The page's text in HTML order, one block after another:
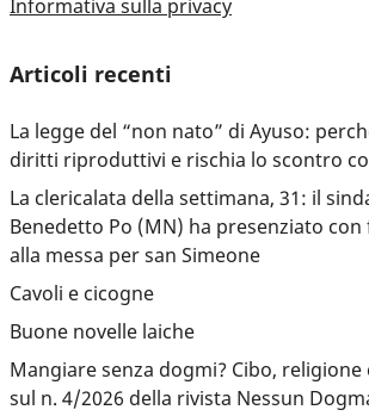
Informativa sulla privacy
Articoli recenti
La legge del “non nato” di Ayuso:
diritti riproduttivi e rischia lo scontro
La clericalata della settimana, 31: il
Benedetto Po (MN) ha presenziato
alla messa per san Simeone
Cavoli e cicogne
Buone novelle laiche
Mangiare senza dogmi? Cibo, religione
sul n. 4/2026 della rivista Nessun